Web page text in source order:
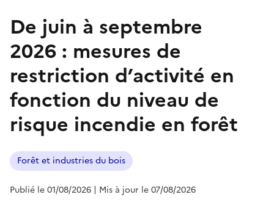
De juin à septembre
2026 : mesures de
restriction d’activité en
fonction du niveau de
risque incendie en forêt
Forêt et industries du bois
Publié le 01/08/2026 | Mis à jour le 07/08/2026